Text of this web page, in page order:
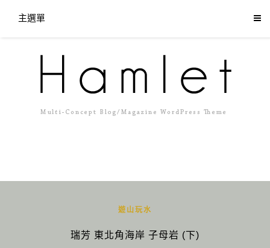
主選單
遊山玩水
瑞芳 東北角海岸 子母岩 (下)